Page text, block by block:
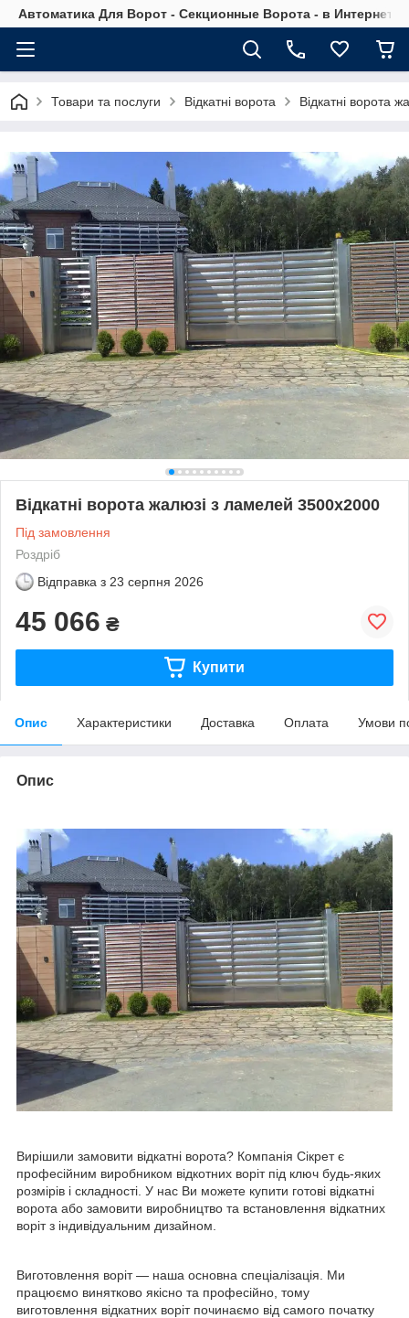
Автоматика Для Ворот - Секционные Ворота - в Интернет
Товари та послуги Відкатні ворота Відкатні ворота
Відкатні ворота жалюзі з ламелей 3500х2000
Під замовлення
Роздріб
Відправка з 23 серпня 2026
45 066 ₴
Купити
Опис Характеристики Доставка Оплата Умови
Опис
Вирішили замовити відкатні ворота? Компанія Сікрет є
професійним виробником відкотних воріт під ключ будь-яких
розмірів і складності. У нас Ви можете купити готові відкатні
ворота або замовити виробництво та встановлення відкатних
воріт з індивідуальним дизайном.
Виготовлення воріт — наша основна спеціалізація. Ми
працюємо винятково якісно та професійно, тому
виготовлення відкатних воріт починаємо від самого початку